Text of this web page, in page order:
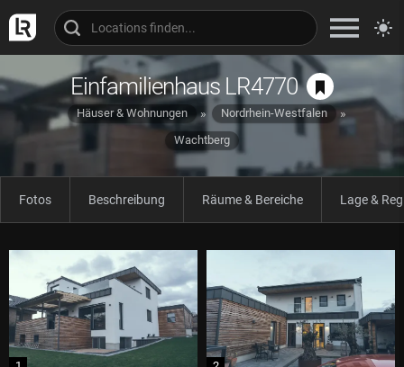
Einfamilienhaus LR4770
Häuser & Wohnungen
Nordrhein-Westfalen
Wachtberg
Fotos Beschreibung Räume & Bereiche Lage &